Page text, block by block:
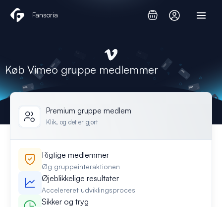
Fansoria
Køb Vimeo gruppe medlemmer
Premium gruppe medlem
Klik, og det er gjort
Rigtige medlemmer
Øg gruppeinteraktionen
Øjeblikkelige resultater
Accelereret udviklingsproces
Sikker og tryg